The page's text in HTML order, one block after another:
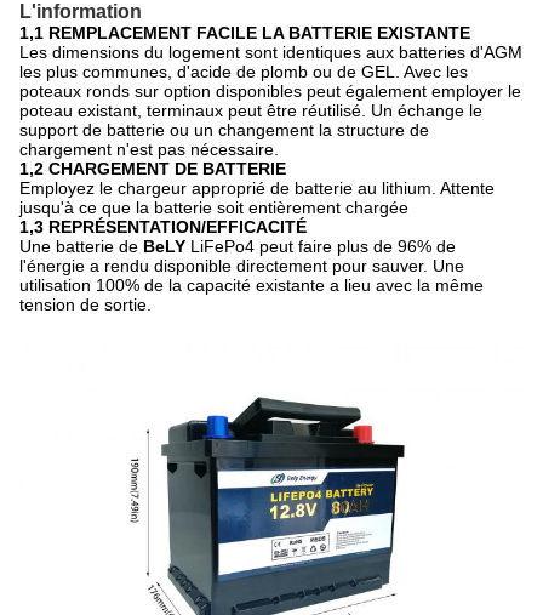
L'information
1,1 REMPLACEMENT FACILE LA BATTERIE EXISTANTE
Les dimensions du logement sont identiques aux batteries d'AGM
les plus communes, d'acide de plomb ou de GEL. Avec les
poteaux ronds sur option disponibles peut également employer le
poteau existant, terminaux peut être réutilisé. Un échange le
support de batterie ou un changement la structure de
chargement n'est pas nécessaire.
1,2 CHARGEMENT DE BATTERIE
Employez le chargeur approprié de batterie au lithium. Attente
jusqu'à ce que la batterie soit entièrement chargée
1,3 REPRÉSENTATION/EFFICACITÉ
Une batterie de BeLY LiFePo4 peut faire plus de 96% de
l'énergie a rendu disponible directement pour sauver. Une
utilisation 100% de la capacité existante a lieu avec la même
tension de sortie.